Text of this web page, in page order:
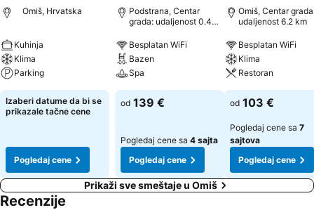
Omiš, Hrvatska
Kuhinja
Klima
Parking
Izaberi datume da bi se
prikazale tačne cene
Pogledaj cene
Podstrana, Centar
grada: udaljenost 0.4
Besplatan WiFi
Bazen
Spa
od 139 €
Pogledaj cene sa 4 sajta
Pogledaj cene
Omiš, Centar
udaljenost 6.2 km
Besplatan WiFi
Klima
Restoran
od 103 €
Pogledaj cene sa 7
sajtova
Pogledaj cene
Prikaži sve smeštaje u Omiš
Recenzije